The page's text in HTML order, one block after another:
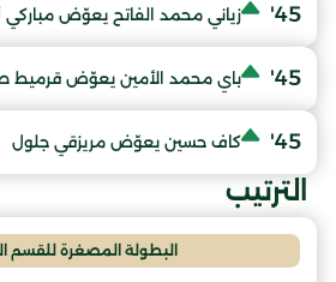
45' زياني محمد الفاتح يعوّض مباركي
45' باي محمد الأمين يعوّض قرميط
45' كاف حسين يعوّض مريزقي جلول
الترتيب
البطولة المصغرة للقسم